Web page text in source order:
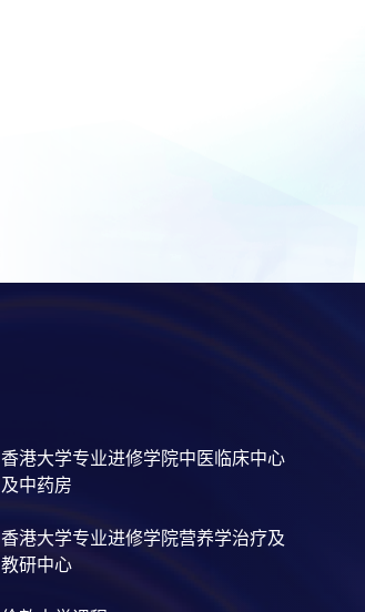
香港大学专业进修学院中医临床中心
及中药房
香港大学专业进修学院营养学治疗及
教研中心